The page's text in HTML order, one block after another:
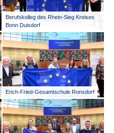
Berufskolleg des Rhein-Sieg Kreises
Bonn Duisdorf
Erich-Fried-Gesamtschule Ronsdorf